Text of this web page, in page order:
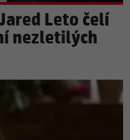
Leto čelí
nezletilých